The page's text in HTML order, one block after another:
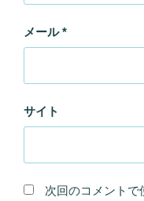
メール*
サイト
次回のコメントで